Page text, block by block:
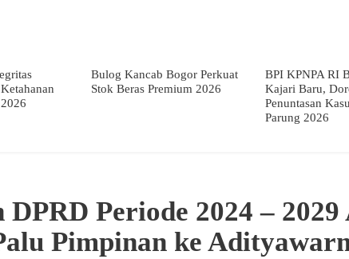
Bulog Kancab Bogor Perkuat
Stok Beras Premium 2026
BPI KPNPA RI
Kajari Baru,
Penuntasan
Parung 2026
Periode 2024 – 2029
Pimpinan ke